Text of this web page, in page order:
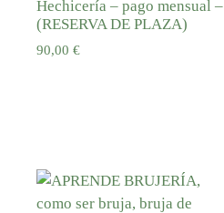
Hechicería – pago mensual –
(RESERVA DE PLAZA)
90,00 €